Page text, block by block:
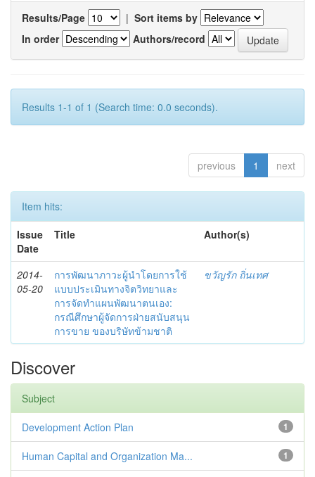
Results/Page | Sort items by
In order
Authors/record
Results 1-1 of 1 (Search time: 0.0 seconds).
previous 1 next
Item hits:
Issue
Date
Title Author(s)
2014-
05-20
การพัฒนาภาวะผู้นำโดยการใช้
แบบประเมินทางจิตวิทยาและ
การจัดทำแผนพัฒนาตนเอง:
กรณีศึกษาผู้จัดการฝ่ายสนับสนุน
การขาย ของบริษัทข้ามชาติ
ขวัญรัก ถิ่นเทศ
Discover
Subject
1
Development Action Plan
1
Human Capital and Organization Ma...